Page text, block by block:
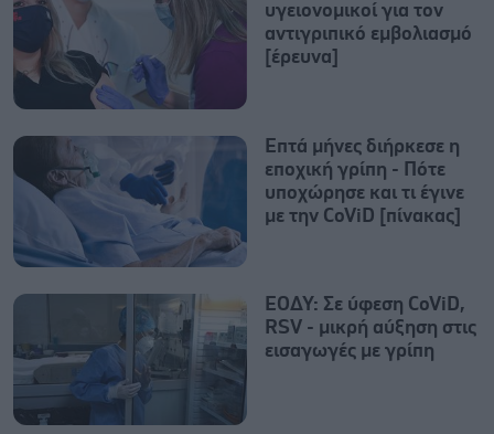
υγειονομικοί για τον
αντιγριπικό εμβολιασμό
[έρευνα]
Επτά μήνες διήρκεσε η
εποχική γρίπη - Πότε
υποχώρησε και τι έγινε
με την CoViD [πίνακας]
ΕΟΔΥ: Σε ύφεση CoViD,
RSV - μικρή αύξηση στις
εισαγωγές με γρίπη